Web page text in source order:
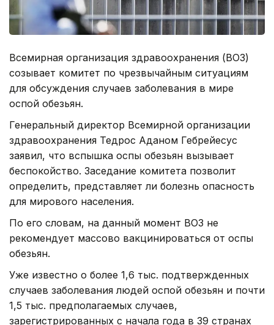
Всемирная организация здравоохранения (ВОЗ)
созывает комитет по чрезвычайным ситуациям
для обсуждения случаев заболевания в мире
оспой обезьян.
Генеральный директор Всемирной организации
здравоохранения Тедрос Аданом Гебрейесус
заявил, что вспышка оспы обезьян вызывает
беспокойство. Заседание комитета позволит
определить, представляет ли болезнь опасность
для мирового населения.
По его словам, на данный момент ВОЗ не
рекомендует массово вакцинироваться от оспы
обезьян.
Уже известно о более 1,6 тыс. подтвержденных
случаев заболевания людей оспой обезьян и почти
1,5 тыс. предполагаемых случаев,
зарегистрированных с начала года в 39 странах